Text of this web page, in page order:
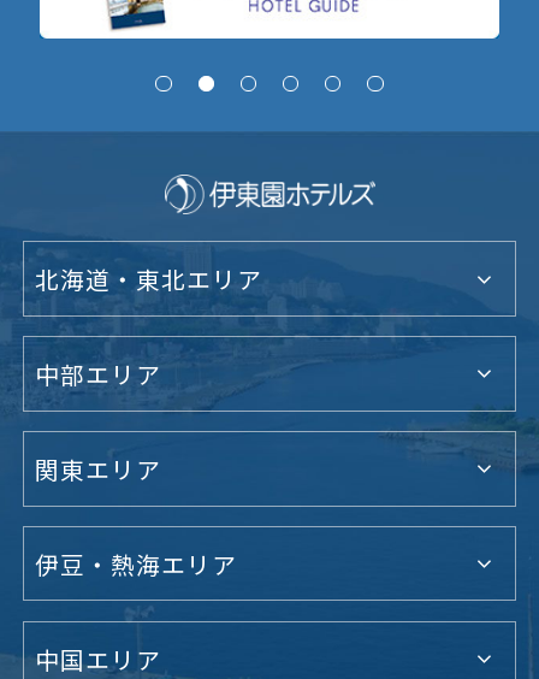
北海道・東北エリア
中部エリア
関東エリア
伊豆・熱海エリア
中国エリア